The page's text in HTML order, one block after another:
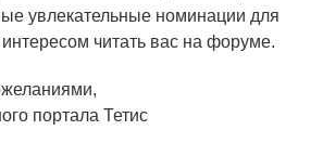
увлекательные номинации для
читать вас на форуме.
портала Тетис